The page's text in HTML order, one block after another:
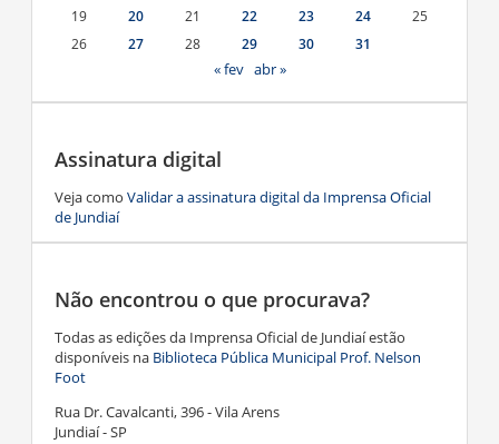
19
20 21 22 23 24
25
26
27 28 29 30 31
« fev abr »
Assinatura digital
Veja como Validar a assinatura digital da Imprensa Oficial
de Jundiaí
Não encontrou o que procurava?
Todas as edições da Imprensa Oficial de Jundiaí estão
disponíveis na Biblioteca Pública Municipal Prof. Nelson
Foot
Rua Dr. Cavalcanti, 396 - Vila Arens
Jundiaí - SP